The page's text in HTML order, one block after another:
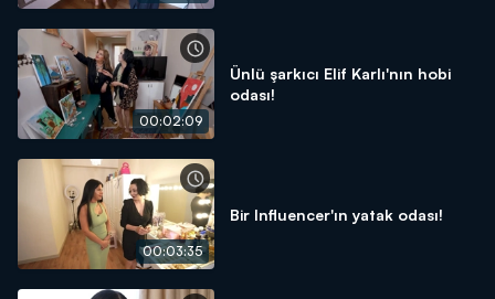
00:02:09
Ünlü şarkıcı Elif Karlı'nın hobi
odası!
00:03:35
Bir Influencer'ın yatak odası!